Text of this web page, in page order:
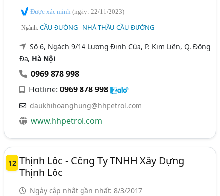
Được xác minh(ngày: 22/11/2023)
Ngành:CẦU ĐƯỜNG - NHÀ THẦU CẦU ĐƯỜNG
Số 6, Ngách 9/14 Lương Định Của, P. Kim Liên, Q. Đống
Đa, Hà Nội
0969 878 998
Hotline:0969 878 998
daukhihoanghung@hhpetrol.com
www.hhpetrol.com
12 Thịnh Lộc - Công Ty TNHH Xây Dựng
Thịnh Lộc
Ngày cập nhật gần nhất: 8/3/2017